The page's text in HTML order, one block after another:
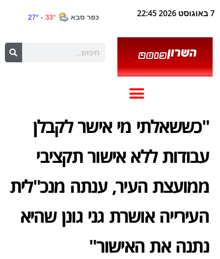
7 באוגוסט 2026 22:45
"כששאלתי מי אישר לקבלן
עבודות ללא אישור תקציבי
ממועצת העיר, ענתה מנכ"לית
העירייה אושרת גני גונן שהיא
נתנה את האישור"